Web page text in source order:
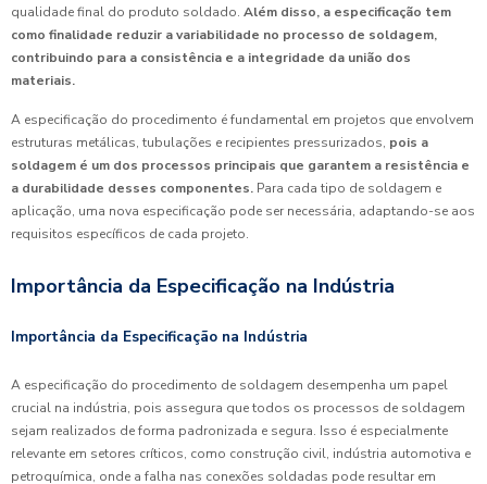
qualidade final do produto soldado. Além disso, a especificação tem
como finalidade reduzir a variabilidade no processo de soldagem,
contribuindo para a consistência e a integridade da união dos
materiais.
A especificação do procedimento é fundamental em projetos que envolvem
estruturas metálicas, tubulações e recipientes pressurizados, pois a
soldagem é um dos processos principais que garantem a resistência e
a durabilidade desses componentes. Para cada tipo de soldagem e
aplicação, uma nova especificação pode ser necessária, adaptando-se aos
requisitos específicos de cada projeto.
Importância da Especificação na Indústria
Importância da Especificação na Indústria
A especificação do procedimento de soldagem desempenha um papel
crucial na indústria, pois assegura que todos os processos de soldagem
sejam realizados de forma padronizada e segura. Isso é especialmente
relevante em setores críticos, como construção civil, indústria automotiva e
petroquímica, onde a falha nas conexões soldadas pode resultar em